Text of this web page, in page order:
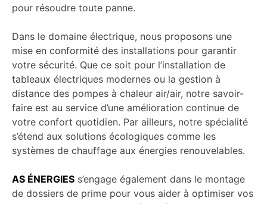
pour résoudre toute panne.
Dans le domaine électrique, nous proposons une
mise en conformité des installations pour garantir
votre sécurité. Que ce soit pour l’installation de
tableaux électriques modernes ou la gestion à
distance des pompes à chaleur air/air, notre savoir-
faire est au service d’une amélioration continue de
votre confort quotidien. Par ailleurs, notre spécialité
s’étend aux solutions écologiques comme les
systèmes de chauffage aux énergies renouvelables.
AS ÉNERGIES s’engage également dans le montage
de dossiers de prime pour vous aider à optimiser vos